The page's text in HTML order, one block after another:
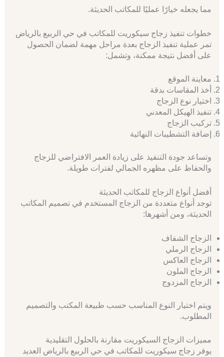
مما يجعله خيارًا عمليًا للمكاتب الحديثة.
خطوات تنفيذ زجاج سيكوريت للمكاتب في حي الربيع بالرياض
تمر عملية تنفيذ الزجاج بعدة مراحل مهمة لضمان الحصول
على أفضل نتيجة ممكنة، وتشمل:
معاينة الموقع
أخذ المقاسات بدقة
اختيار نوع الزجاج
تنفيذ الهيكل المعدني
تركيب الزجاج
إضافة التشطيبات النهائية
وتساعد جودة التنفيذ على زيادة العمر الافتراضي للزجاج
والحفاظ على مظهره الجمالي لفترات طويلة.
أفضل أنواع الزجاج للمكاتب الحديثة
توجد أنواع متعددة من الزجاج المستخدم في تصميم المكاتب
الحديثة، ومن أشهرها:
الزجاج الشفاف
الزجاج الرملي
الزجاج العاكس
الزجاج الملون
الزجاج المزدوج
ويتم اختيار النوع المناسب حسب طبيعة المكتب والتصميم
المطلوب.
مميزات الزجاج السيكوريت مقارنة بالحلول التقليدية
يوفر زجاج سيكوريت للمكاتب في حي الربيع بالرياض العديد